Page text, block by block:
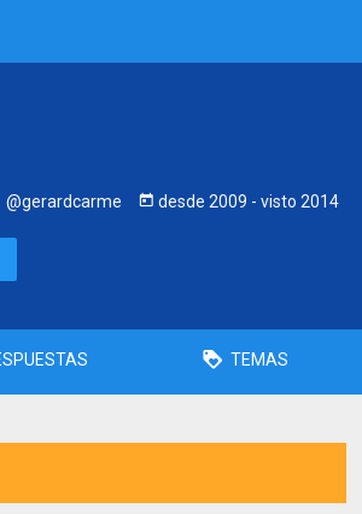
@gerardcarme desde 2009 - visto 2014
TEMAS